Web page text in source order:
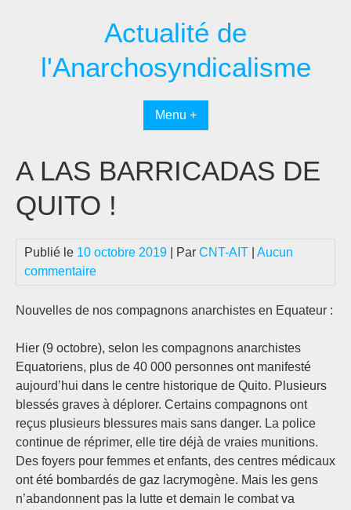
Actualité de
l'Anarchosyndicalisme
Menu +
A LAS BARRICADAS DE
QUITO !
Publié le 10 octobre 2019 | Par CNT-AIT
Aucun
commentaire
Nouvelles de nos compagnons anarchistes en Equateur :
Hier (9 octobre), selon les compagnons anarchistes
Equatoriens, plus de 40 000 personnes ont manifesté
aujourd’hui dans le centre historique de Quito. Plusieurs
blessés graves à déplorer. Certains compagnons ont
reçus plusieurs blessures mais sans danger. La police
continue de réprimer, elle tire déjà de vraies munitions.
Des foyers pour femmes et enfants, des centres médicaux
ont été bombardés de gaz lacrymogène. Mais les gens
n’abandonnent pas la lutte et demain le combat va